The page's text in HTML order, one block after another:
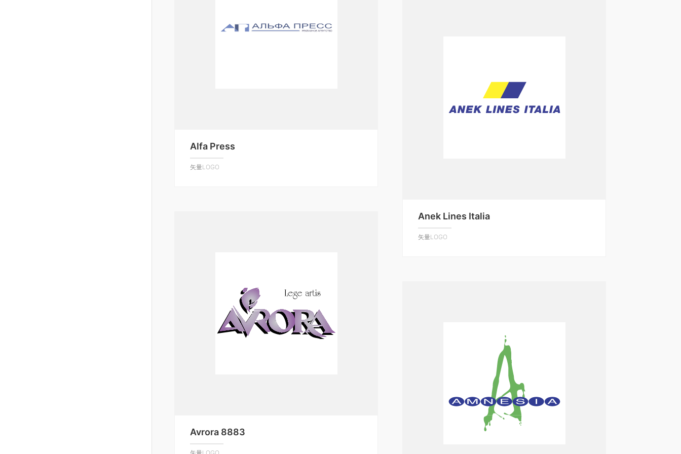
Alfa Press
矢量LOGO
Anek Lines Italia
矢量LOGO
Avrora 8883